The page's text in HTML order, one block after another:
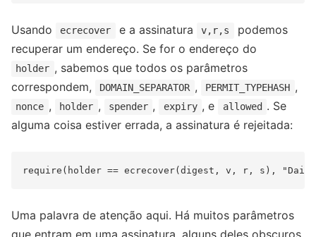
Usando ecrecover e a assinatura v,r,s
podemos
recuperar um endereço. Se for o endereço do
holder , sabemos que todos os parâmetros
correspondem,
DOMAIN_SEPARATOR , PERMIT_TYPEHASH ,
nonce , holder , spender , expiry , e allowed . Se
alguma coisa estiver errada, a assinatura é rejeitada:
Uma palavra de atenção aqui. Há muitos parâmetros